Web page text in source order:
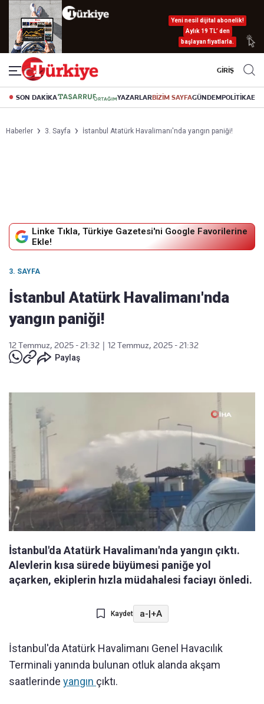
Yeni nesil dijital abonelik!
Aylık 19 TL’ den
başlayan fiyatlarla.
GİRİŞ
SON DAKİKA YAZARLARBİZİM SAYFAGÜNDEMPOLİTİKA
Haberler 3. Sayfa İstanbul Atatürk Havalimanı'nda yangın paniği!
Linke Tıkla, Türkiye Gazetesi'ni Google Favorilerine
Ekle!
3. SAYFA
İstanbul Atatürk Havalimanı'nda
yangın paniği!
12 Temmuz, 2025 - 21:32
12 Temmuz, 2025 - 21:32
Paylaş
İstanbul'da Atatürk Havalimanı'nda yangın çıktı.
Alevlerin kısa sürede büyümesi paniğe yol
açarken, ekiplerin hızla müdahalesi faciayı önledi.
Kaydet a-|+A
İstanbul'da Atatürk Havalimanı Genel Havacılık
Terminali yanında bulunan otluk alanda akşam
saatlerinde yangın çıktı.